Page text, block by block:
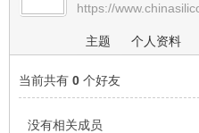
有› › https://
主题 个人资料
当前共有 0 个好友
没有相关成员